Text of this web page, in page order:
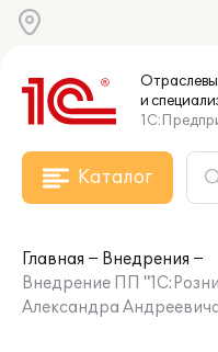
и
Каталог
Главная
Внедрения
Внедрение ПП
Александра